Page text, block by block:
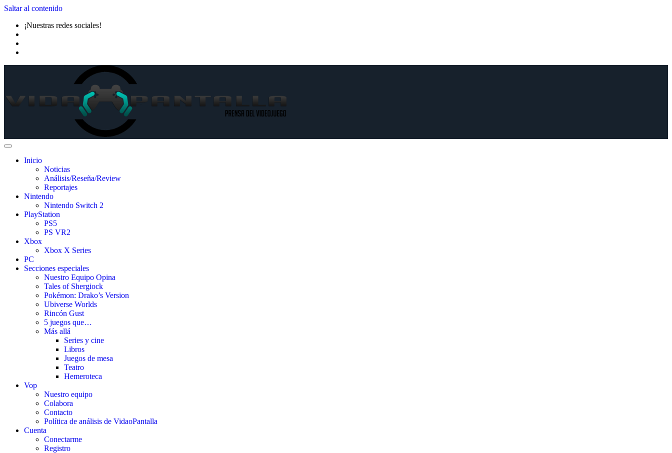
Saltar al contenido
¡Nuestras redes sociales!
Inicio
Noticias
Análisis/Reseña/Review
Reportajes
Nintendo
Nintendo Switch 2
PlayStation
PS5
PS VR2
Xbox
Xbox X Series
PC
Secciones especiales
Nuestro Equipo Opina
Tales of Shergiock
Pokémon: Drako’s Version
Ubiverse Worlds
Rincón Gust
5 juegos que…
Más allá
Series y cine
Libros
Juegos de mesa
Teatro
Hemeroteca
Vop
Nuestro equipo
Colabora
Contacto
Política de análisis de VidaoPantalla
Cuenta
Conectarme
Registro